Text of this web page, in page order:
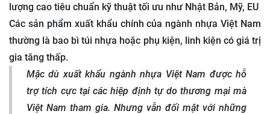
lượng cao tiêu chuẩn kỹ thuật tối ưu như Nhật Bản, Mỹ, EU
Các sản phẩm xuất khẩu chính của ngành nhựa Việt Nam
thường là bao bì túi nhựa hoặc phụ kiện, linh kiện có giá trị
gia tăng thấp.
Mặc dù xuất khẩu ngành nhựa Việt Nam được hỗ
trợ tích cực tại các hiệp định tự do thương mại mà
Việt Nam tham gia. Nhưng vẫn đối mặt với những